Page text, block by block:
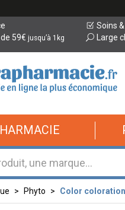
59€ jusqu’à 1kg
Soins
Large
Phyto Color